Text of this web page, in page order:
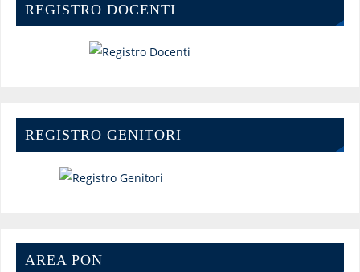
REGISTRO DOCENTI
REGISTRO GENITORI
AREA PON